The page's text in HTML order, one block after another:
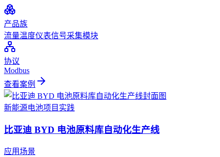
产品族
流量温度仪表信号采集模块
协议
Modbus
查看案例
新能源电池项目实践
比亚迪 BYD 电池原料库自动化生产线
应用场景